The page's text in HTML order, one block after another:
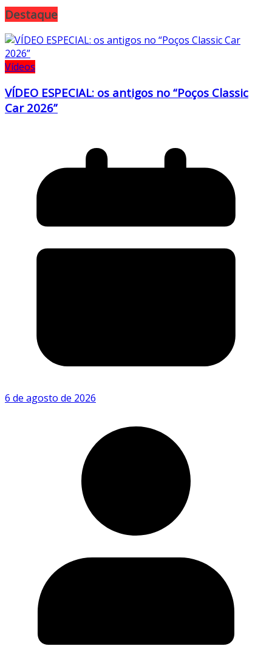
Destaque
Vídeos
VÍDEO ESPECIAL: os antigos no “Poços Classic
Car 2026”
6 de agosto de 2026